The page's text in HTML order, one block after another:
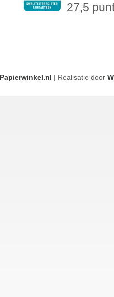
27,5
Papierwinkel.nl | Realisatie door